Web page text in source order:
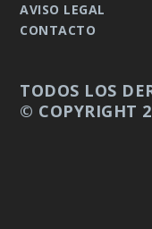
AVISO LEGAL
CONTACTO
TODOS LOS
© COPYRIGHT